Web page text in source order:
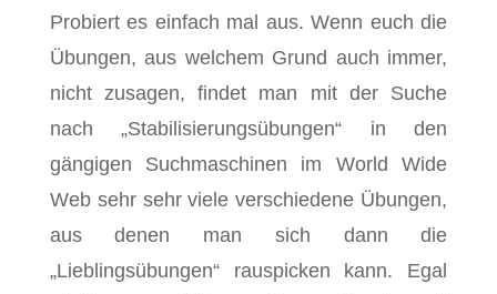
Probiert es einfach mal aus. Wenn euch die
Übungen, aus welchem Grund auch immer,
nicht zusagen, findet man mit der Suche
nach „Stabilisierungsübungen“ in den
gängigen Suchmaschinen im World Wide
Web sehr sehr viele verschiedene Übungen,
aus denen man sich dann die
„Lieblingsübungen“ rauspicken kann. Egal